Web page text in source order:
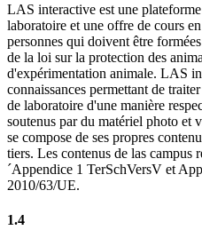
LAS interactive est une
laboratoire et une offre de cours
personnes qui doivent être
de la loi sur la protection des
d'expérimentation animale. LAS
connaissances permettant de
de laboratoire d'une manière
soutenus par du matériel photo
se compose de ses propres
tiers. Les contenus de las campus
´Appendice 1 TerSchVersV et
2010/63/UE.
1.4